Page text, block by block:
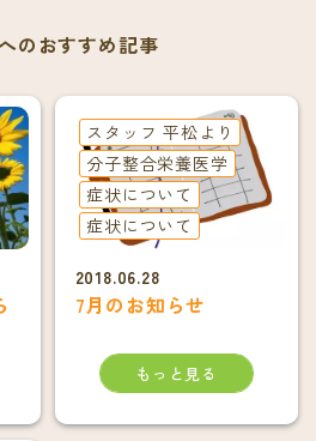
のおすすめ記事
スタッフ 平松より
分子整合栄養医学
症状について
症状について
2018.06.28
7月のお知らせ
もっと見る